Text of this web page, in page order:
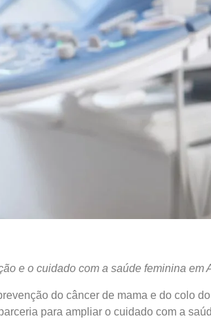
e o cuidado com a saúde feminina em
do câncer de mama e do colo
para ampliar o cuidado com a